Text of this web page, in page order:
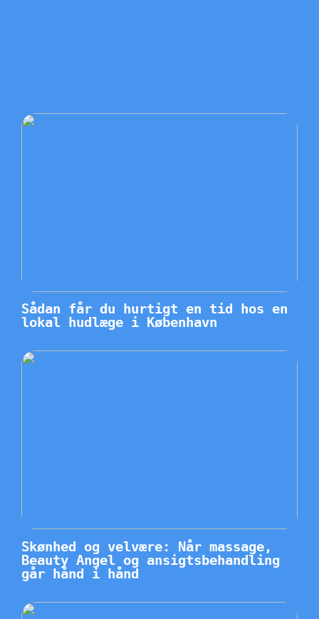
Sådan får du hurtigt en tid hos en
lokal hudlæge i København
Skønhed og velvære: Når massage,
Beauty Angel og ansigtsbehandling
går hånd i hånd